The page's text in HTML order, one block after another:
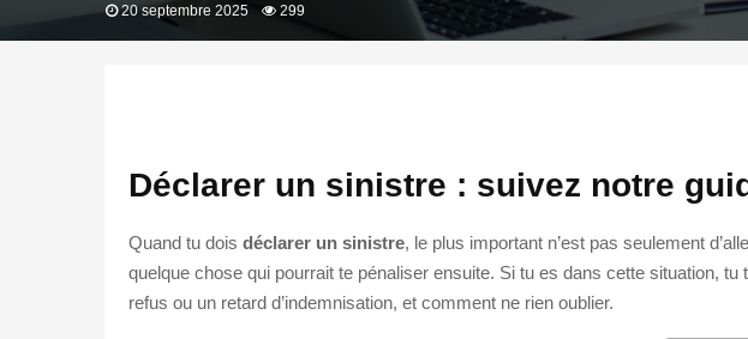
20 septembre 2025 299
Déclarer un sinistre : suivez notre
Quand tu dois déclarer un sinistre, le plus important n’est pas seulement
quelque chose qui pourrait te pénaliser ensuite. Si tu es dans cette situation,
refus ou un retard d’indemnisation, et comment ne rien oublier.